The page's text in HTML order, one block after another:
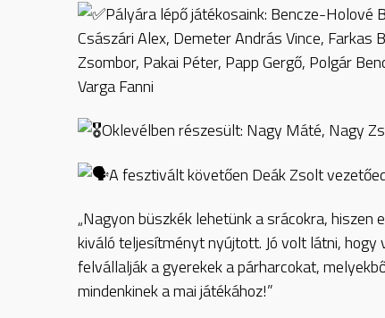
Pályára lépő játékosaink: Bencze-Holové
Császári Alex, Demeter András Vince,
Zsombor, Pakai Péter, Papp Gergő, Polgár
Varga Fanni
Oklevélben részesült: Nagy Máté, Nagy
A fesztivált követően Deák Zsolt
„Nagyon büszkék lehetünk a srácokra,
kiváló teljesítményt nyújtott. Jó volt látni,
felvállalják a gyerekek a párharcokat,
mindenkinek a mai játékához!”